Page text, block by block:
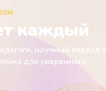
каждый
научный подход к
для уверенного